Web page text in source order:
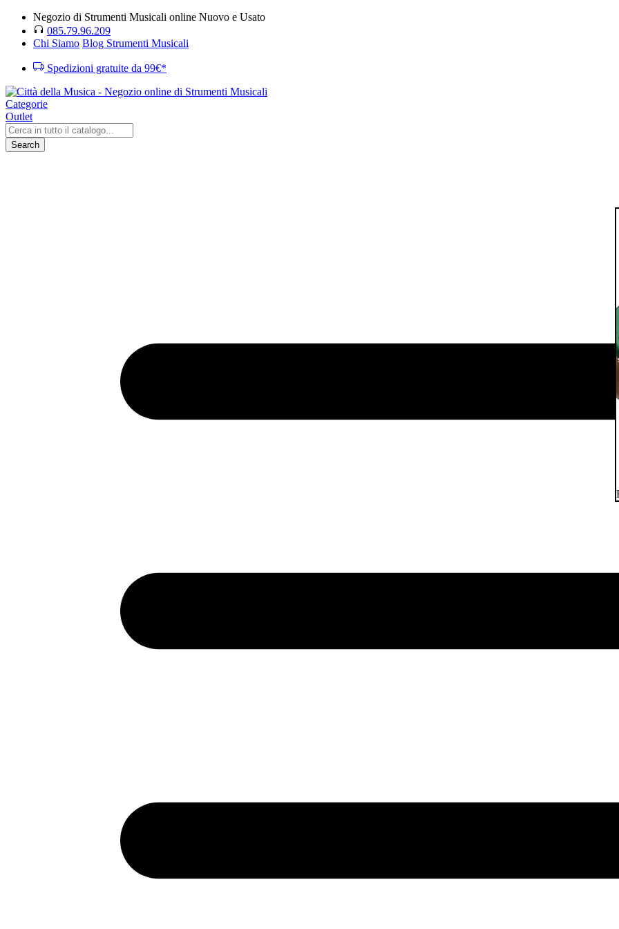
Negozio di Strumenti Musicali online Nuovo e Usato
085.79.96.209
Chi Siamo Blog Strumenti Musicali
Spedizioni gratuite da 99€*
Categorie
Outlet
Search